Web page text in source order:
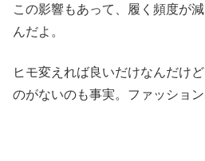
この影響もあって、履く頻度が
んだよ。
ヒモ変えれば良いだけなんだけ
のがないのも事実。ファッション